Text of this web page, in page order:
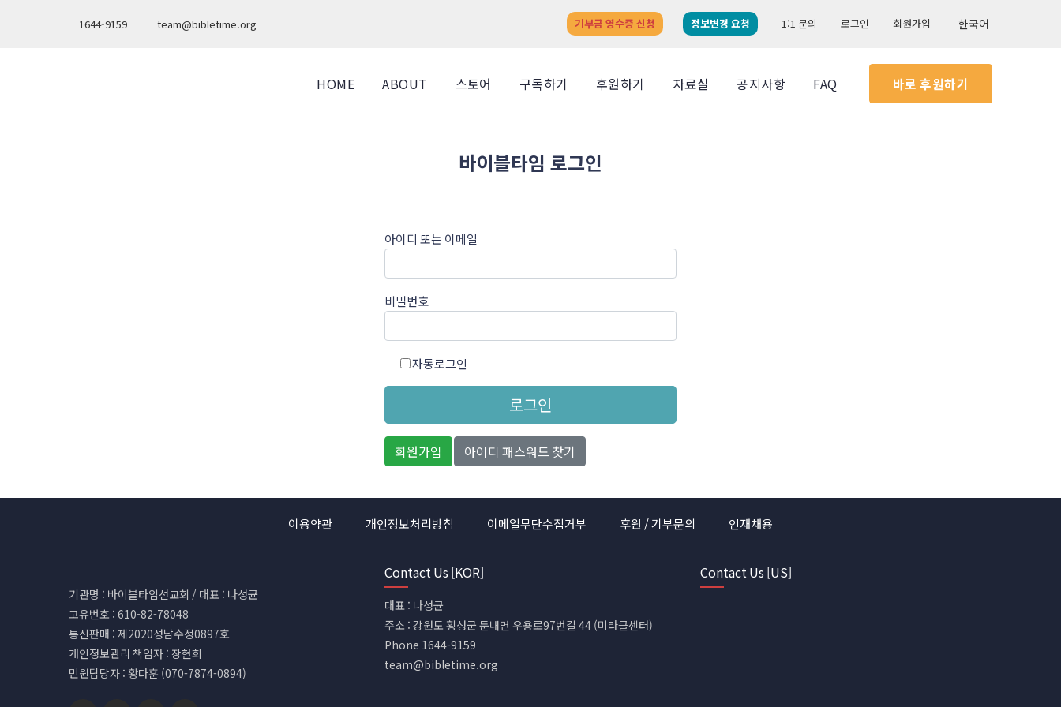
1644-9159 team@bibletime.org 기부금 영수증 신청 정보변경 요청 1:1 문의 로그인 회원가입 한국어
HOME ABOUT 스토어 구독하기 후원하기 자료실 공지사항 FAQ 바로 후원하기
바이블타임 로그인
아이디 또는 이메일
비밀번호
자동로그인
로그인
회원가입 아이디 패스워드 찾기
이용약관 개인정보처리방침 이메일무단수집거부 후원 / 기부문의 인재채용
기관명 : 바이블타임선교회 / 대표 : 나성균
고유번호 : 610-82-78048
통신판매 : 제2020성남수정0897호
개인정보관리 책임자 : 장현희
민원담당자 : 황다훈 (070-7874-0894)
Contact Us [KOR]
대표 : 나성균
주소 : 강원도 횡성군 둔내면 우용로97번길 44 (미라클센터)
Phone 1644-9159
team@bibletime.org
Contact Us [US]